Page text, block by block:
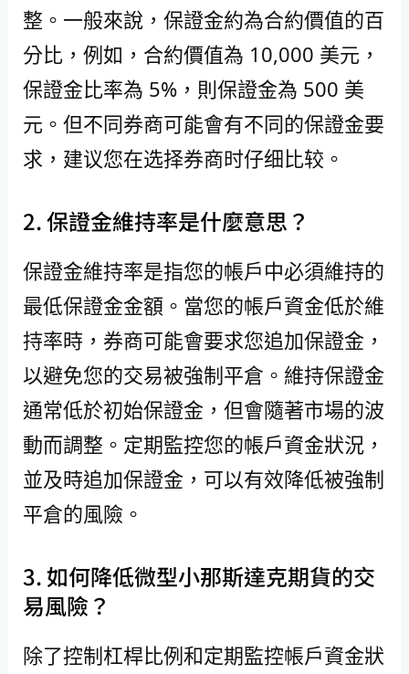
整。一般來說，保證金約為合約價值的百
分比，例如，合約價值為 10,000 美元，
保證金比率為 5%，則保證金為 500 美
元。但不同券商可能會有不同的保證金要
求，建议您在选择券商时仔细比较。
2. 保證金維持率是什麼意思？
保證金維持率是指您的帳戶中必須維持的
最低保證金金額。當您的帳戶資金低於維
持率時，券商可能會要求您追加保證金，
以避免您的交易被強制平倉。維持保證金
通常低於初始保證金，但會隨著市場的波
動而調整。定期監控您的帳戶資金狀況，
並及時追加保證金，可以有效降低被強制
平倉的風險。
3. 如何降低微型小那斯達克期貨的交
易風險？
除了控制杠桿比例和定期監控帳戶資金狀